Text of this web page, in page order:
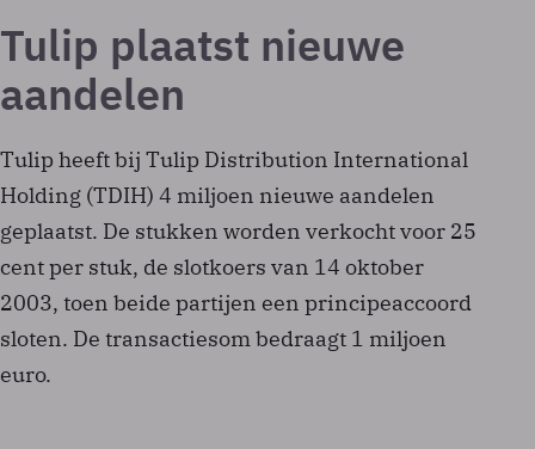
Tulip plaatst nieuwe
aandelen
Tulip heeft bij Tulip Distribution International
Holding (TDIH) 4 miljoen nieuwe aandelen
geplaatst. De stukken worden verkocht voor 25
cent per stuk, de slotkoers van 14 oktober
2003, toen beide partijen een principeaccoord
sloten. De transactiesom bedraagt 1 miljoen
euro.